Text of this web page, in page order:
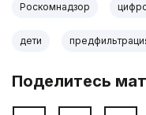
Роскомнадзор
дети
Поделитесь